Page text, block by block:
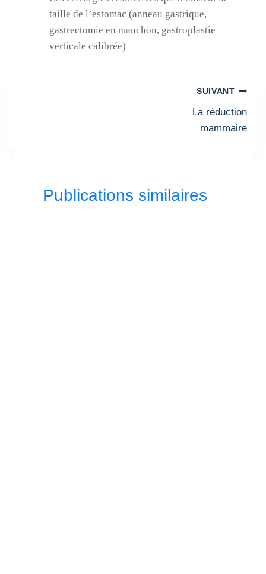
taille de l’estomac (anneau gastrique,
gastrectomie en manchon, gastroplastie
verticale calibrée)
SUIVANT
La réduction
mammaire
Publications similaires